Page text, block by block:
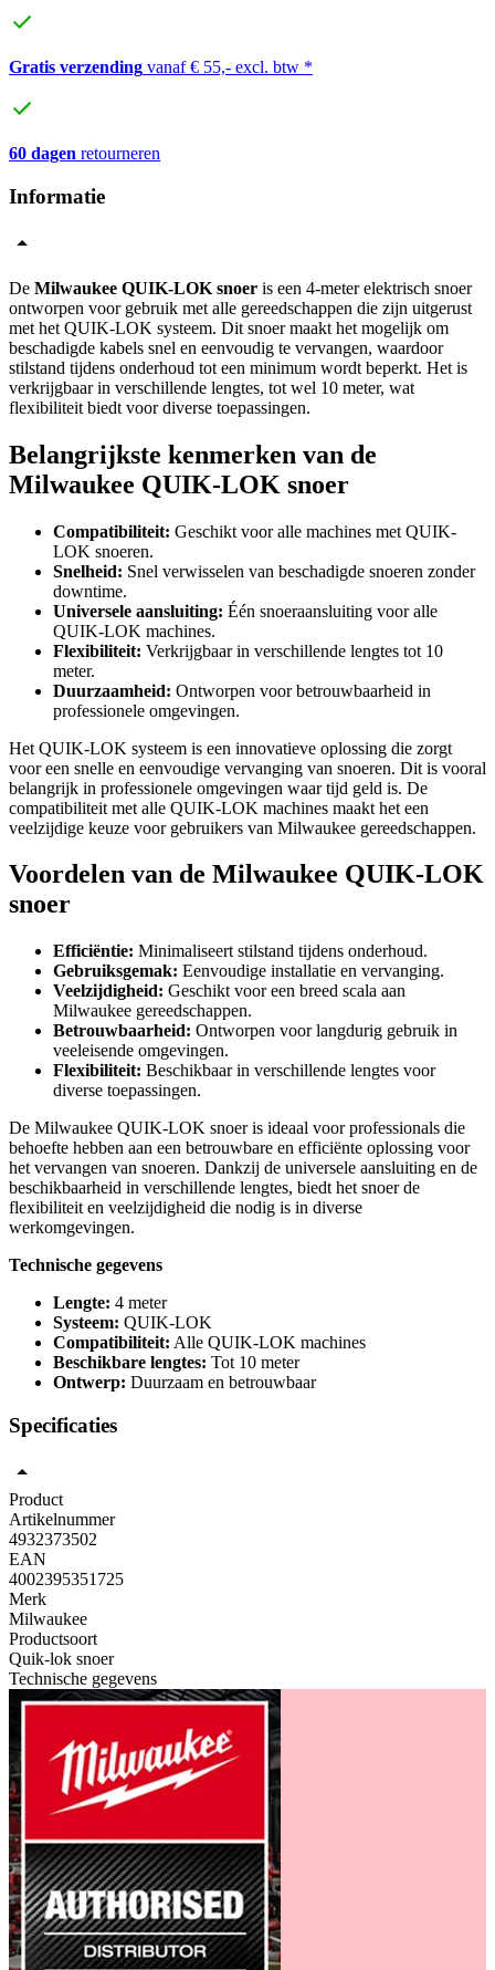
Gratis verzending vanaf € 55,- excl. btw *
60 dagen retourneren
Informatie
De Milwaukee QUIK-LOK snoer is een 4-meter elektrisch snoer
ontworpen voor gebruik met alle gereedschappen die zijn uitgerust
met het QUIK-LOK systeem. Dit snoer maakt het mogelijk om
beschadigde kabels snel en eenvoudig te vervangen, waardoor
stilstand tijdens onderhoud tot een minimum wordt beperkt. Het is
verkrijgbaar in verschillende lengtes, tot wel 10 meter, wat
flexibiliteit biedt voor diverse toepassingen.
Belangrijkste kenmerken van de
Milwaukee QUIK-LOK snoer
Compatibiliteit: Geschikt voor alle machines met QUIK-
LOK snoeren.
Snelheid: Snel verwisselen van beschadigde snoeren zonder
downtime.
Universele aansluiting: Één snoeraansluiting voor alle
QUIK-LOK machines.
Flexibiliteit: Verkrijgbaar in verschillende lengtes tot 10
meter.
Duurzaamheid: Ontworpen voor betrouwbaarheid in
professionele omgevingen.
Het QUIK-LOK systeem is een innovatieve oplossing die zorgt
voor een snelle en eenvoudige vervanging van snoeren. Dit is vooral
belangrijk in professionele omgevingen waar tijd geld is. De
compatibiliteit met alle QUIK-LOK machines maakt het een
veelzijdige keuze voor gebruikers van Milwaukee gereedschappen.
Voordelen van de Milwaukee QUIK-LOK
snoer
Efficiëntie: Minimaliseert stilstand tijdens onderhoud.
Gebruiksgemak: Eenvoudige installatie en vervanging.
Veelzijdigheid: Geschikt voor een breed scala aan
Milwaukee gereedschappen.
Betrouwbaarheid: Ontworpen voor langdurig gebruik in
veeleisende omgevingen.
Flexibiliteit: Beschikbaar in verschillende lengtes voor
diverse toepassingen.
De Milwaukee QUIK-LOK snoer is ideaal voor professionals die
behoefte hebben aan een betrouwbare en efficiënte oplossing voor
het vervangen van snoeren. Dankzij de universele aansluiting en de
beschikbaarheid in verschillende lengtes, biedt het snoer de
flexibiliteit en veelzijdigheid die nodig is in diverse
werkomgevingen.
Technische gegevens
Lengte: 4 meter
Systeem: QUIK-LOK
Compatibiliteit: Alle QUIK-LOK machines
Beschikbare lengtes: Tot 10 meter
Ontwerp: Duurzaam en betrouwbaar
Specificaties
Product
Artikelnummer
4932373502
EAN
4002395351725
Merk
Milwaukee
Productsoort
Quik-lok snoer
Technische gegevens